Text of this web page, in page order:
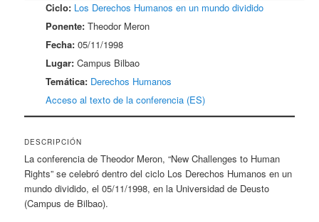
Ciclo: Los Derechos Humanos en un mundo dividido
Ponente: Theodor Meron
Fecha: 05/11/1998
Lugar: Campus Bilbao
Temática: Derechos Humanos
Acceso al texto de la conferencia (ES)
DESCRIPCIÓN
La conferencia de Theodor Meron, “New Challenges to Human
Rights” se celebró dentro del ciclo Los Derechos Humanos en un
mundo dividido, el 05/11/1998, en la Universidad de Deusto
(Campus de Bilbao).